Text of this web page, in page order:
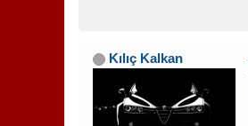
Kılıç Kalkan